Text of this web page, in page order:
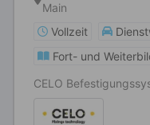
Main
Vollzeit
Fort- und
CELO